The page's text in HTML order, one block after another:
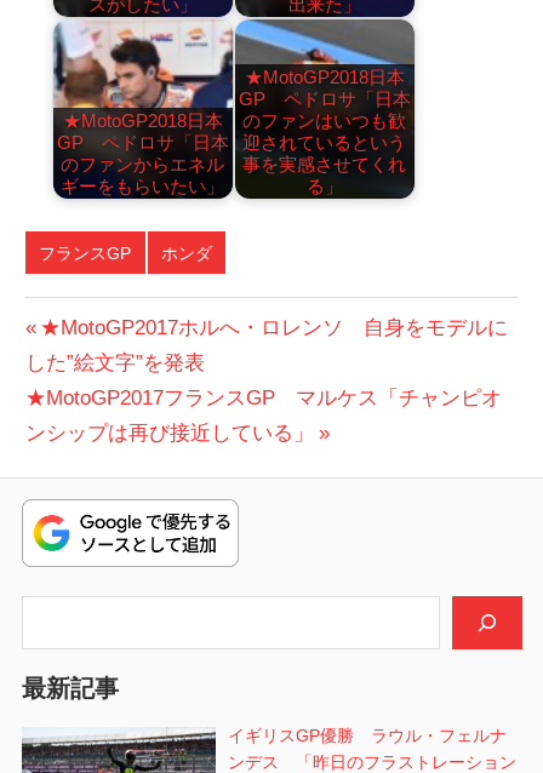
★MotoGP2018日本
GP ペドロサ「日本
のファンからエネル
ギーをもらいたい」
★MotoGP2018日本
GP ペドロサ「日本
のファンはいつも歓
迎されているという
事を実感させてくれ
る」
フランスGP ホンダ
投
稿
ナ
ビ
ゲ
ー
ン
前
の
投
稿:
★MotoGP2017ホルへ・ロレンソ 自身をモデルに
した”絵文字”を発表
次
の
稿:
★MotoGP2017フランスGP マルケス「チャンピオ
ンシップは再び接近している」
最新記事
イギリスGP優勝 ラウル・フェルナ
ンデス 「昨日のフラストレーション